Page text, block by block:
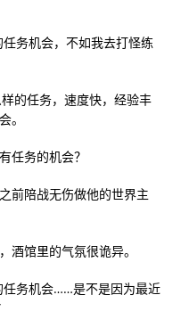
务机会，不如我去打怪练
的任务，速度快，经验丰
。
任务的机会？
前陪战无伤做他的世界主
酒馆里的气氛很诡异。
任务机会……是不是因为最近